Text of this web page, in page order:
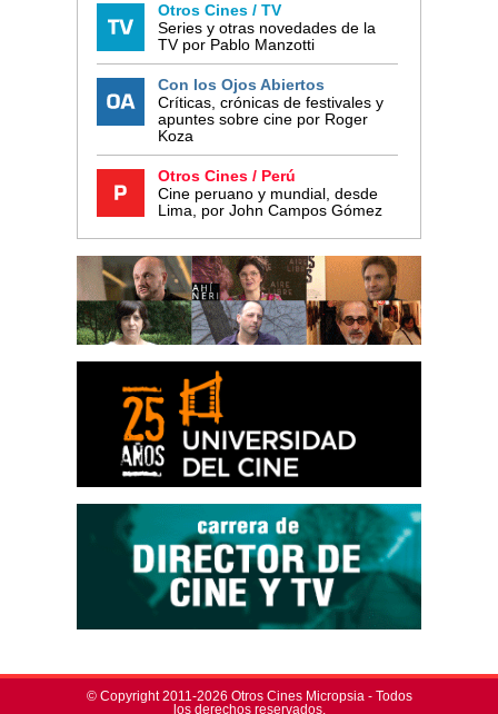
Otros Cines / TV
Series y otras novedades de la
TV por Pablo Manzotti
Con los Ojos Abiertos
Críticas, crónicas de festivales y
apuntes sobre cine por Roger
Koza
Otros Cines / Perú
Cine peruano y mundial, desde
Lima, por John Campos Gómez
© Copyright 2011-2026 Otros Cines Micropsia - Todos
los derechos reservados.